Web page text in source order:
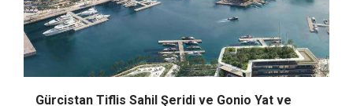
Gürcistan Tiflis Sahil Şeridi ve Gonio Yat ve